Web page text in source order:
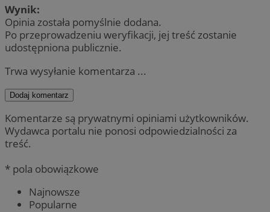
Wynik:
Opinia została pomyślnie dodana.
Po przeprowadzeniu weryfikacji, jej treść zostanie
udostępniona publicznie.
Trwa wysyłanie komentarza ...
Dodaj komentarz
Komentarze są prywatnymi opiniami użytkowników.
Wydawca portalu nie ponosi odpowiedzialności za
treść.
* pola obowiązkowe
Najnowsze
Popularne